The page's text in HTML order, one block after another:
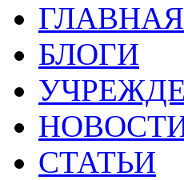
ГЛАВНАЯ
БЛОГИ
СТАТЬИ